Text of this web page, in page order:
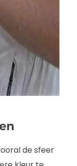
de sfeer